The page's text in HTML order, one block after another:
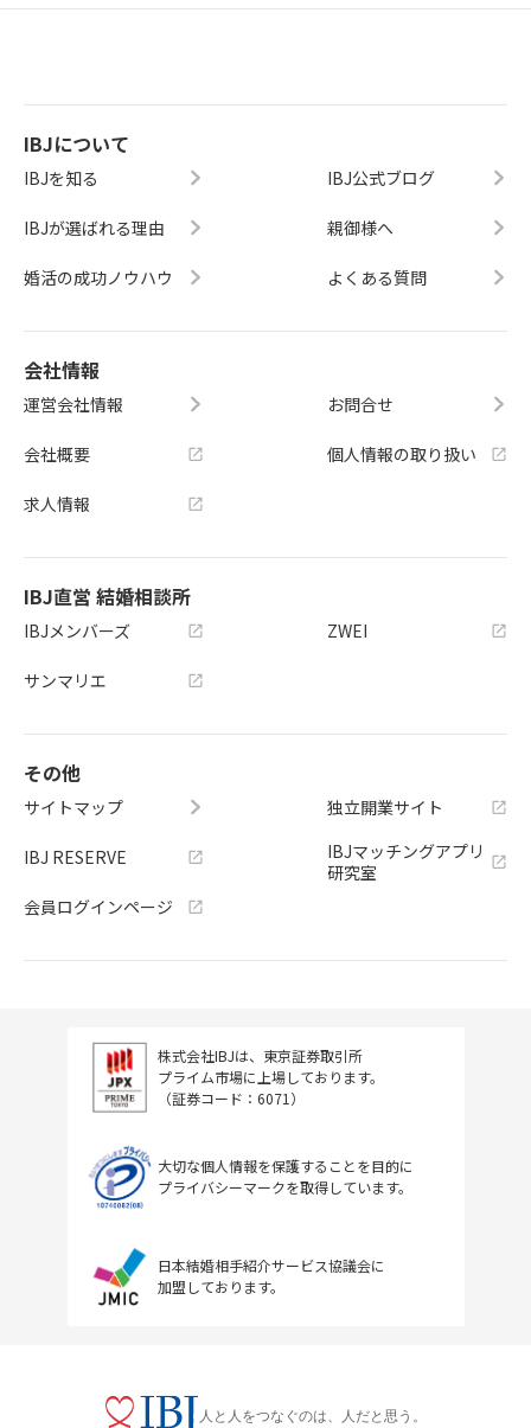
IBJについて
IBJを知る
IBJが選ばれる理由
婚活の成功ノウハウ
IBJ公式ブログ
親御様へ
よくある質問
会社情報
運営会社情報
会社概要
求人情報
お問合せ
個人情報の取り扱い
IBJ直営 結婚相談所
IBJメンバーズ
サンマリエ
ZWEI
その他
サイトマップ
IBJ RESERVE
会員ログインページ
独立開業サイト
IBJマッチングアプリ
研究室
株式会社IBJは、東京証券取引所
プライム市場に上場しております。
（証券コード：6071）
大切な個人情報を保護することを目的に
プライバシーマークを取得しています。
日本結婚相手紹介サービス協議会に
加盟しております。
人と人をつなぐのは、人だと思う。